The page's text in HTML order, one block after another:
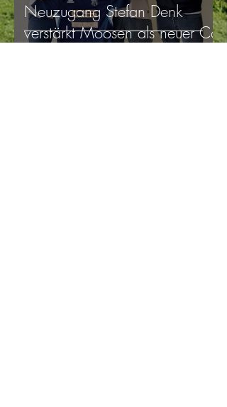
Neuzugang Stefan Denk
verstärkt Moosen als neuer Co-